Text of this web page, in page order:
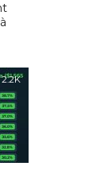
2.2K